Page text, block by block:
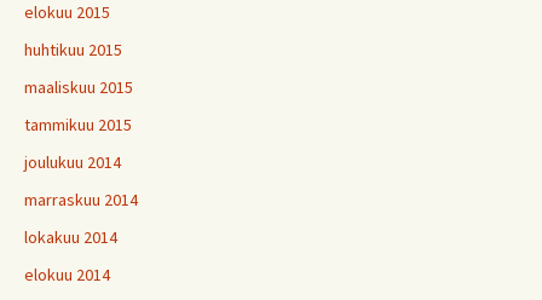
elokuu 2015
huhtikuu 2015
maaliskuu 2015
tammikuu 2015
joulukuu 2014
marraskuu 2014
lokakuu 2014
elokuu 2014